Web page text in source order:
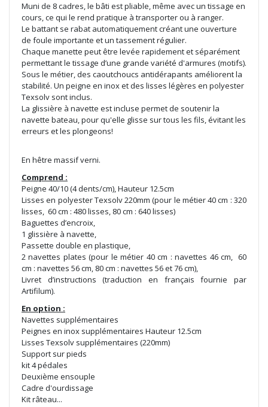
Muni de 8 cadres, le bâti est pliable, même avec un tissage en
cours, ce qui le rend pratique à transporter ou à ranger.
Le battant se rabat automatiquement créant une ouverture
de foule importante et un tassement régulier.
Chaque manette peut être levée rapidement et séparément
permettant le tissage d’une grande variété d'armures (motifs).
Sous le métier, des caoutchoucs antidérapants améliorent la
stabilité. Un peigne en inox et des lisses légères en polyester
Texsolv sont inclus.
La glissière à navette est incluse permet de soutenir la
navette bateau, pour qu'elle glisse sur tous les fils, évitant les
erreurs et les plongeons!
En hêtre massif verni.
Comprend :
Peigne 40/10 (4 dents/cm), Hauteur 12.5cm
Lisses en polyester Texsolv 220mm (pour le métier 40 cm : 320
lisses, 60 cm : 480 lisses, 80 cm : 640 lisses)
Baguettes d’encroix,
1 glissière à navette,
Passette double en plastique,
2 navettes plates (pour le métier 40 cm : navettes 46 cm, 60
cm : navettes 56 cm, 80 cm : navettes 56 et 76 cm),
Livret d’instructions (traduction en français fournie par
Artifilum).
En option :
Navettes supplémentaires
Peignes en inox supplémentaires Hauteur 12.5cm
Lisses Texsolv supplémentaires (220mm)
Support sur pieds
kit 4 pédales
Deuxième ensouple
Cadre d'ourdissage
Kit râteau...